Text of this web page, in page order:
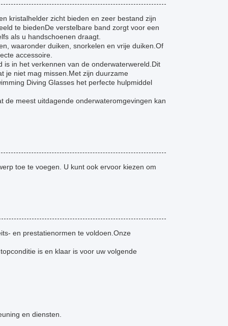
kristalhelder zicht bieden en zeer bestand zijn
te biedenDe verstelbare band zorgt voor een
als u handschoenen draagt.
waaronder duiken, snorkelen en vrije duiken.Of
accessoire.
is in het verkennen van de onderwaterwereld.Dit
je niet mag missen.Met zijn duurzame
Diving Glasses het perfecte hulpmiddel
de meest uitdagende onderwateromgevingen kan
toe te voegen. U kunt ook ervoor kiezen om
en prestatienormen te voldoen.Onze
is en klaar is voor uw volgende
en diensten.